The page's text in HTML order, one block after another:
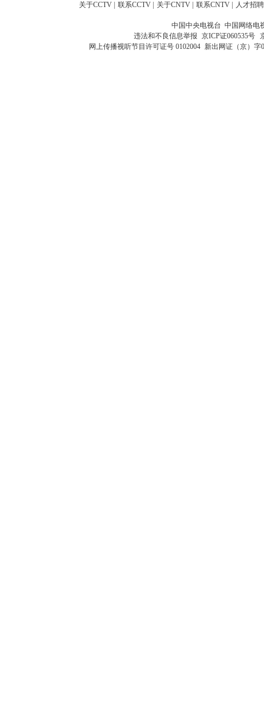
关于CCTV 联系CCTV 关于CNTV 联系CNTV 人才招聘
中国中央电视台 中国网络电
违法和不良信息举报 京ICP证060535号
网上传播视听节目许可证号 0102004 新出网证（京）